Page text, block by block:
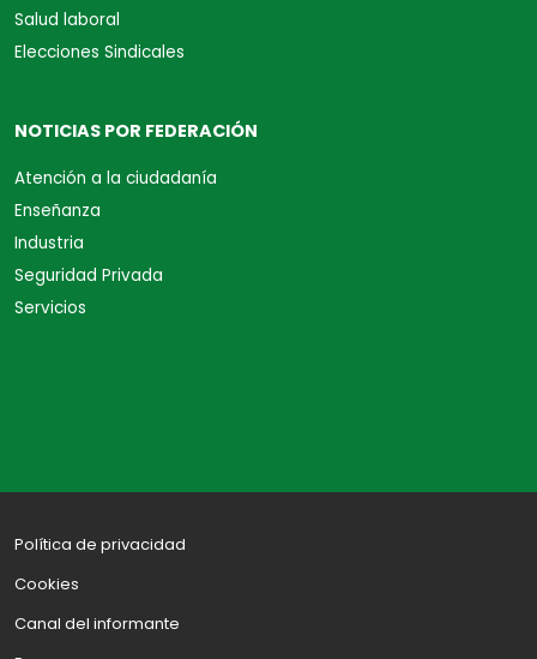
Salud laboral
Elecciones Sindicales
NOTICIAS POR FEDERACIÓN
Atención a la ciudadanía
Enseñanza
Industria
Seguridad Privada
Servicios
Política de privacidad
Cookies
Canal del informante